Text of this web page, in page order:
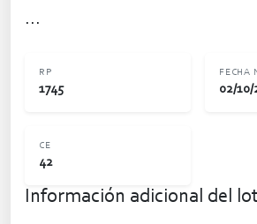
...
RP
1745
FECHA
02/10/
CE
42
Información adicional del